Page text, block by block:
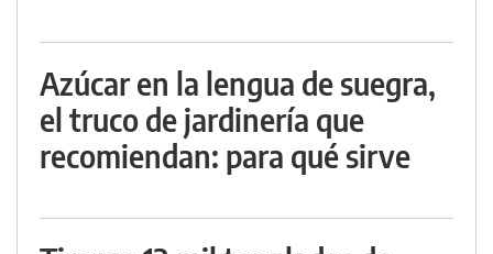
Azúcar en la lengua de suegra,
el truco de jardinería que
recomiendan: para qué sirve